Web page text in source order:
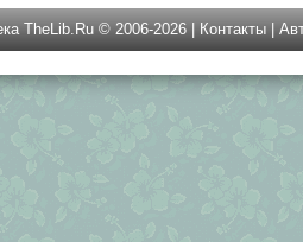
TheLib.Ru © 2006-2026 | Контакты |